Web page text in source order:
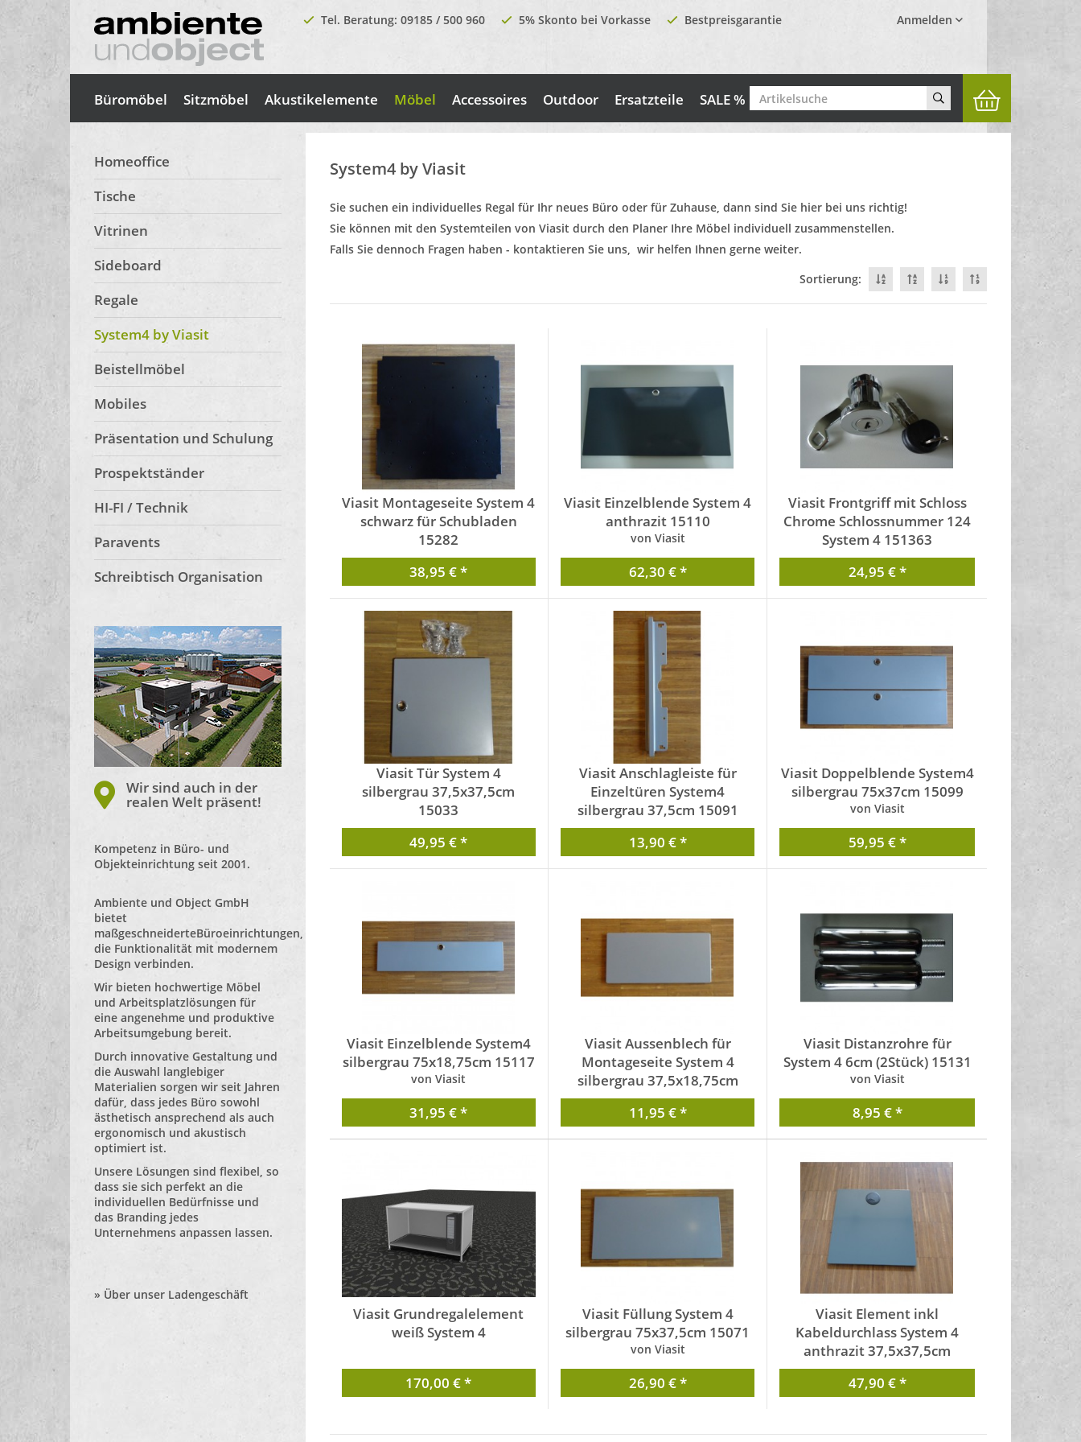
Anmelden
Tel. Beratung: 09185 / 500 960 5% Skonto bei Vorkasse Bestpreisgarantie
Büromöbel Sitzmöbel Akustikelemente Möbel Accessoires Outdoor Ersatzteile SALE %
Homeoffice
Tische
Vitrinen
Sideboard
Regale
System4 by Viasit
Beistellmöbel
Mobiles
Präsentation und Schulung
Prospektständer
HI-FI / Technik
Paravents
Schreibtisch Organisation
Wir sind auch in der
realen Welt präsent!
Kompetenz in Büro- und
Objekteinrichtung seit 2001.
Ambiente und Object GmbH
bietet
maßgeschneiderteBüroeinrichtungen
die Funktionalität mit modernem
Design verbinden.
Wir bieten hochwertige Möbel
und Arbeitsplatzlösungen für
eine angenehme und produktive
Arbeitsumgebung bereit.
Durch innovative Gestaltung und
die Auswahl langlebiger
Materialien sorgen wir seit Jahren
dafür, dass jedes Büro sowohl
ästhetisch ansprechend als auch
ergonomisch und akustisch
optimiert ist.
Unsere Lösungen sind flexibel, so
dass sie sich perfekt an die
individuellen Bedürfnisse und
das Branding jedes
Unternehmens anpassen lassen.
» Über unser Ladengeschäft
System4 by Viasit
Sie suchen ein individuelles Regal für Ihr neues Büro oder für Zuhause, dann sind Sie hier bei uns richtig!
Sie können mit den Systemteilen von Viasit durch den Planer Ihre Möbel individuell zusammenstellen.
Falls Sie dennoch Fragen haben - kontaktieren Sie uns, wir helfen Ihnen gerne weiter.
Sortierung:
Viasit Montageseite System 4
schwarz für Schubladen
15282
von Viasit
38,95 € *
Viasit Einzelblende System 4
anthrazit 15110
von Viasit
62,30 € *
Viasit Frontgriff mit Schloss
Chrome Schlossnummer 124
System 4 151363
von Viasit
24,95 € *
Viasit Tür System 4
silbergrau 37,5x37,5cm
15033
von Viasit
49,95 € *
Viasit Anschlagleiste für
Einzeltüren System4
silbergrau 37,5cm 15091
von Viasit
13,90 € *
Viasit Doppelblende System4
silbergrau 75x37cm 15099
von Viasit
59,95 € *
Viasit Einzelblende System4
silbergrau 75x18,75cm 15117
von Viasit
31,95 € *
Viasit Aussenblech für
Montageseite System 4
silbergrau 37,5x18,75cm
151284
von Viasit
11,95 € *
Viasit Distanzrohre für
System 4 6cm (2Stück) 15131
von Viasit
8,95 € *
Viasit Grundregalelement
weiß System 4
170,00 € *
Viasit Füllung System 4
silbergrau 75x37,5cm 15071
von Viasit
26,90 € *
Viasit Element inkl
Kabeldurchlass System 4
anthrazit 37,5x37,5cm
15015KBSY4
von Viasit
47,90 € *